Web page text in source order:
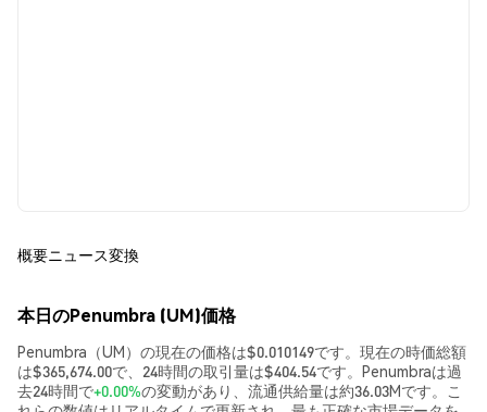
概要ニュース変換
本日のPenumbra (UM)価格
Penumbra（UM）の現在の価格は$0.010149です。現在の時価総額
は$365,674.00で、24時間の取引量は$404.54です。Penumbraは過
去24時間で+0.00%の変動があり、流通供給量は約36.03Mです。こ